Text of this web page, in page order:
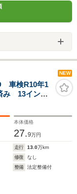
NEW
車検R10年1
み 13インチ
ライバシ
ウ レベラ
本体価格
27.9万円
走行 13.0万km
修復
なし
整備
法定整備付